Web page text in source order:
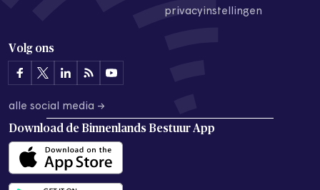
privacyinstellingen
Volg ons
alle social media →
Download de Binnenlands Bestuur App